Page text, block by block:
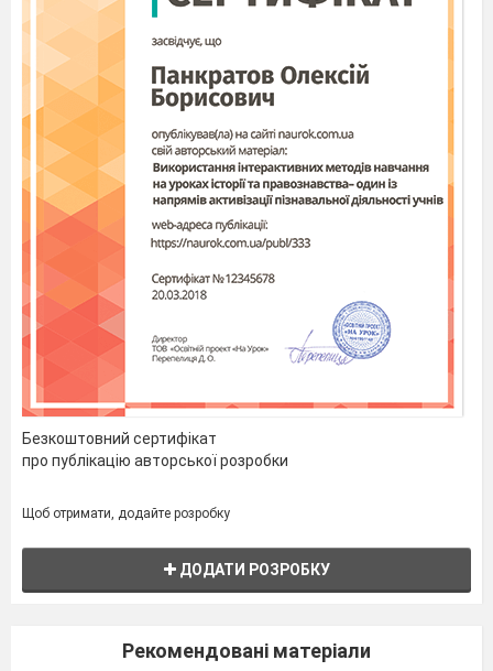
Безкоштовний сертифікат
про публікацію авторської розробки
Щоб отримати, додайте розробку
ДОДАТИ РОЗРОБКУ
Рекомендовані матеріали